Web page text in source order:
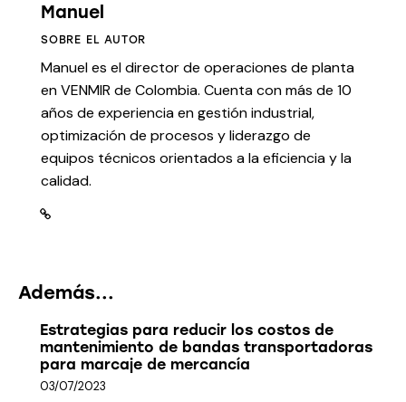
Manuel
SOBRE EL AUTOR
Manuel es el director de operaciones de planta
en VENMIR de Colombia. Cuenta con más de 10
años de experiencia en gestión industrial,
optimización de procesos y liderazgo de
equipos técnicos orientados a la eficiencia y la
calidad.
Además...
Estrategias para reducir los costos de
mantenimiento de bandas transportadoras
para marcaje de mercancía
03/07/2023